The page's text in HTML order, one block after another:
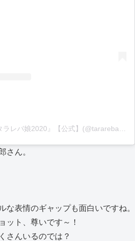
さん。
な表情のギャップも面白いですね。
ット、尊いです～！
さんいるのでは？